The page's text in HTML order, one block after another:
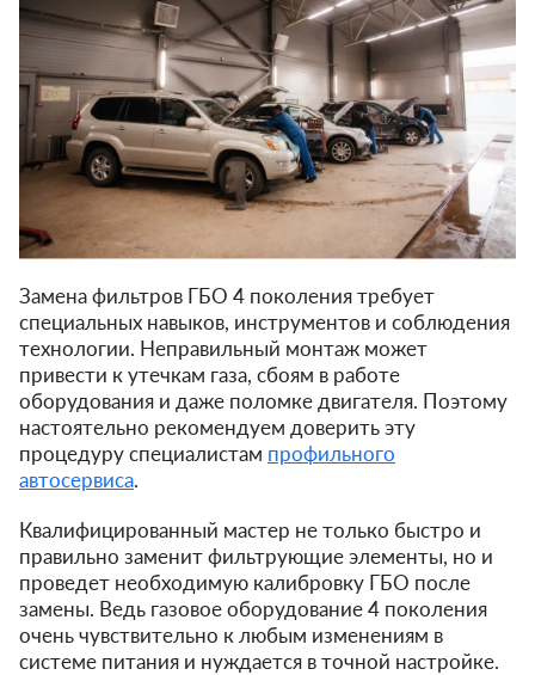
Замена фильтров ГБО 4 поколения требует
специальных навыков, инструментов и соблюдения
технологии. Неправильный монтаж может
привести к утечкам газа, сбоям в работе
оборудования и даже поломке двигателя. Поэтому
настоятельно рекомендуем доверить эту
процедуру специалистам профильного
автосервиса.
Квалифицированный мастер не только быстро и
правильно заменит фильтрующие элементы, но и
проведет необходимую калибровку ГБО после
замены. Ведь газовое оборудование 4 поколения
очень чувствительно к любым изменениям в
системе питания и нуждается в точной настройке.